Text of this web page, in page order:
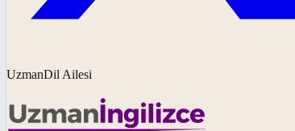
UzmanDil Ailesi